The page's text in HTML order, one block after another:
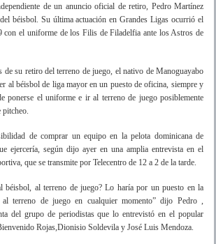
de un anuncio oficial de retiro, Pedro Martínez
béisbol. Su última actuación en Grandes Ligas ocurrió el
con el uniforme de los Filis de Filadelfia ante los Astros de
de su retiro del terreno de juego, el nativo de Manoguayabo
al béisbol de liga mayor en un puesto de oficina, siempre y
ponerse el uniforme e ir al terreno de juego posiblemente
de comprar un equipo en la pelota dominicana de
ejercería, según dijo ayer en una amplia entrevista en el
que se transmite por Telecentro de 12 a 2 de la tarde.
béisbol, al terreno de juego? Lo haría por un puesto en la
terreno de juego en cualquier momento” dijo Pedro ,
del grupo de periodistas que lo entrevistó en el popular
Rojas,Dionisio Soldevila y José Luis Mendoza.